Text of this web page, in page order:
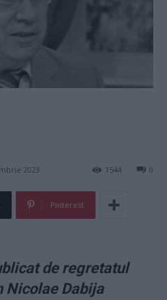
2023 0
1544
Pinterest
de regretatul
Nicolae Dabija